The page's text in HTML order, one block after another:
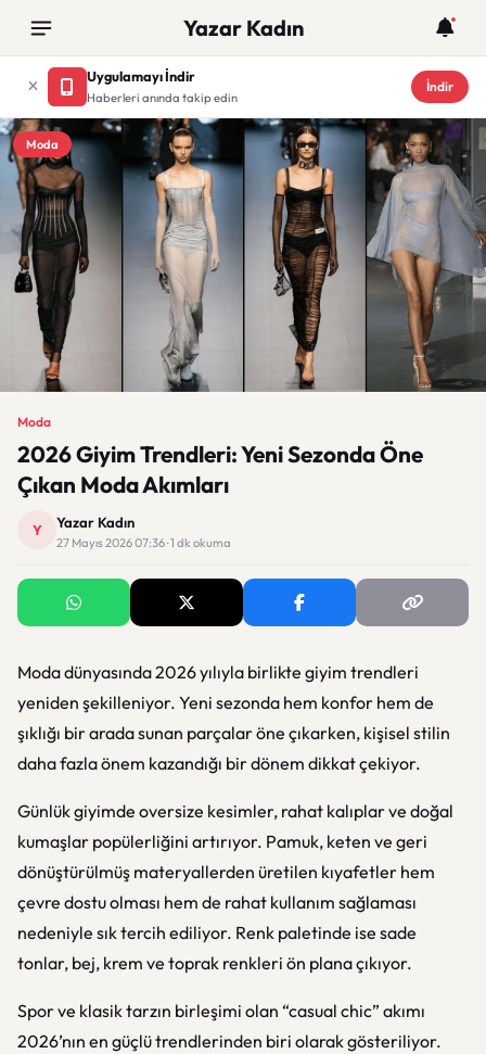
Yazar Kadın
Uygulamayı İndir
Haberleri anında takip edin
İndir
Moda
Moda
2026 Giyim Trendleri: Yeni Sezonda Öne
Çıkan Moda Akımları
Y Yazar Kadın
27 Mayıs 2026 07:36 · 1 dk okuma
Modadünyasında 2026 yılıyla birlikte giyim trendleri
yeniden şekilleniyor. Yeni sezonda hem konfor hem de
şıklığı bir arada sunan parçalar öne çıkarken, kişisel stilin
daha fazla önem kazandığı bir dönem dikkat çekiyor.
Günlük giyimde oversize kesimler, rahat kalıplar ve doğal
kumaşlar popülerliğini artırıyor. Pamuk, keten ve geri
dönüştürülmüş materyallerden üretilen kıyafetler hem
çevre dostu olması hem de rahat kullanım sağlaması
nedeniyle sık tercih ediliyor. Renk paletinde ise sade
tonlar, bej, krem ve toprak renkleri ön plana çıkıyor.
Spor ve klasik tarzın birleşimi olan “casual chic” akımı
2026’nın en güçlü trendlerinden biri olarak gösteriliyor.